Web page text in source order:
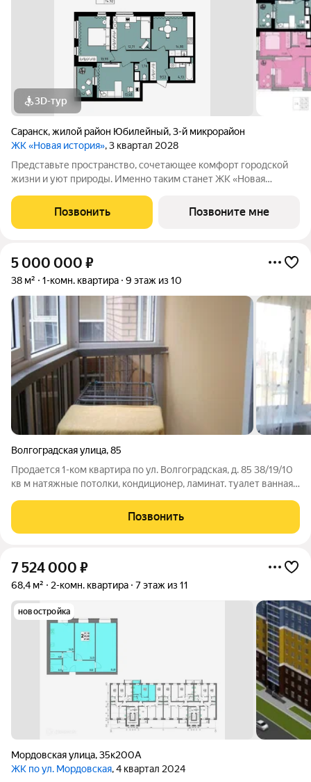
3D-тур
Саранск,жилой район Юбилейный,3-й микрорайон
ЖК «Новая история», 3 квартал 2028
Представьте пространство, сочетающее комфорт городской
жизни и уют природы. Именно таким станет ЖК «Новая
крупнейших проектов в Саранске от надежного застройщика
АО "СЗ "МИК".От центра Саранска ЖК
Позвонить Позвоните мне
5 000 000 ₽
38 м² 1-комн. квартира 9 этаж из 10
Волгоградская улица,85
Продается 1-ком квартира по ул. Волгоградская, д. 85 38/19/10
кв м натяжные потолки, кондиционер, ламинат. туалет ванная
Позвонить
7 524 000 ₽
68,4 м² 2-комн. квартира 7 этаж из 11
новостройка
Мордовская улица,35к200А
ЖК по ул. Мордовская, 4 квартал 2024